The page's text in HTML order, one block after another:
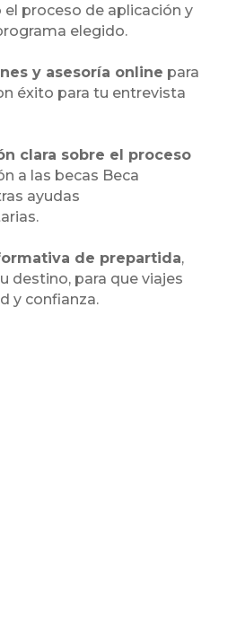
proceso de aplicación y
elegido.
y asesoría online para
éxito para tu entrevista
clara sobre el proceso
a las becas Beca
ayudas
de prepartida,
destino, para que viajes
y confianza.